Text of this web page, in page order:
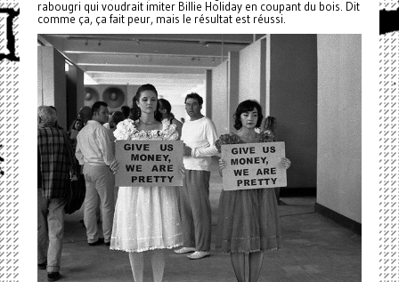
rabougri qui voudrait imiter Billie Holiday en coupant du bois. Dit
comme ça, ça fait peur, mais le résultat est réussi.